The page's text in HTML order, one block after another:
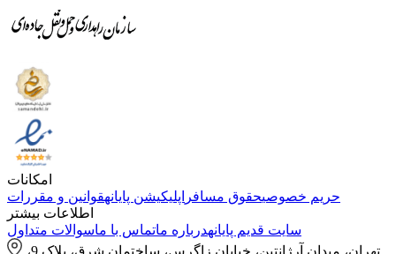
امکانات
حریم خصوصیحقوق مسافر اپلیکیشن پایانهقوانین و مقررات
اطلاعات بیشتر
سایت قدیم پایانهدرباره ماتماس با ماسوالات متداول